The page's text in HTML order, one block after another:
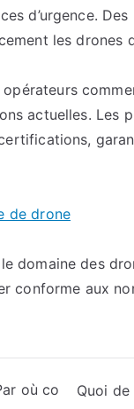
d’urgence.
les drones
actuelles. Les
de drone
domaine des
conforme aux
où co
Quoi